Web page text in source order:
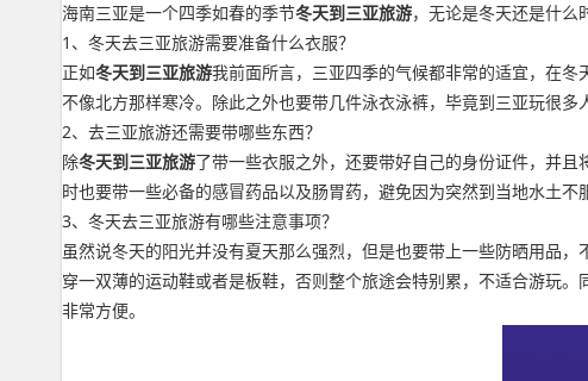
海南三亚是一个四季如春的季节冬天到三亚旅游，无论是冬天还是什么
1、冬天去三亚旅游需要准备什么衣服？
正如冬天到三亚旅游我前面所言，三亚四季的气候都非常的适宜，在
不像北方那样寒冷。除此之外也要带几件泳衣泳裤，毕竟到三亚玩很
2、去三亚旅游还需要带哪些东西？
除冬天到三亚旅游了带一些衣服之外，还要带好自己的身份证件，并
时也要带一些必备的感冒药品以及肠胃药，避免因为突然到当地水土
3、冬天去三亚旅游有哪些注意事项？
虽然说冬天的阳光并没有夏天那么强烈，但是也要带上一些防晒用品
穿一双薄的运动鞋或者是板鞋，否则整个旅途会特别累，不适合游玩
非常方便。